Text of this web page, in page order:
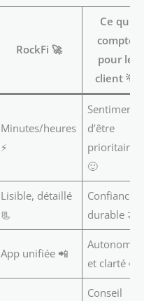
RockFi 🚀
Ce qui
compte
pour le
client 💡
Minutes/heures
⚡
Sentiment
d’être
prioritaire
🙂
Lisible, détaillé
📃
Confiance
durable 🤝
App unifiée 📲
Autonomie
et clarté 👀
Conseil